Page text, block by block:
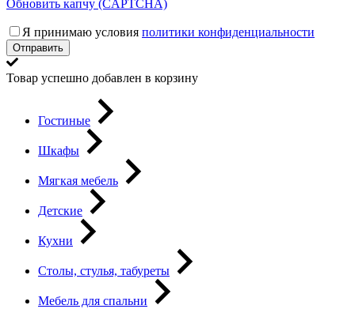
Обновить капчу (CAPTCHA)
Я принимаю условия политики конфиденциальности
Отправить
Товар успешно добавлен в корзину
Гостиные
Шкафы
Мягкая мебель
Детские
Кухни
Столы, стулья, табуреты
Мебель для спальни